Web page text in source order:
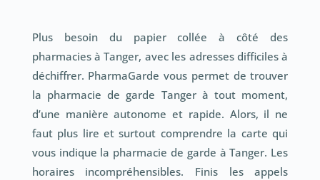
Plus besoin du papier collée à côté des
pharmacies à Tanger, avec les adresses difficiles à
déchiffrer. PharmaGarde vous permet de trouver
la pharmacie de garde Tanger à tout moment,
d’une manière autonome et rapide. Alors, il ne
faut plus lire et surtout comprendre la carte qui
vous indique la pharmacie de garde à Tanger. Les
horaires incompréhensibles. Finis les appels